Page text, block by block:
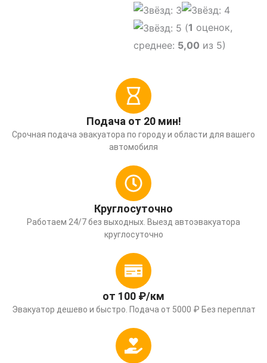
(1 оценок,
среднее: 5,00 из 5)
Подача от 20 мин!
Срочная подача эвакуатора по городу и области для вашего
автомобиля
Круглосуточно
Работаем 24/7 без выходных. Выезд автоэвакуатора
круглосуточно
от 100 ₽/км
Эвакуатор дешево и быстро. Подача от 5000 ₽ Без переплат